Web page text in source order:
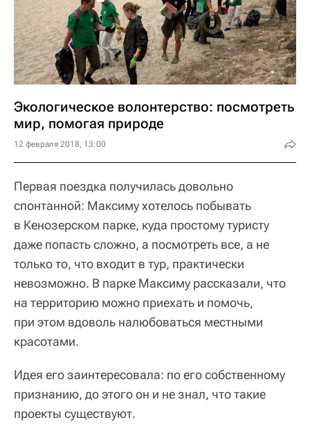
Экологическое волонтерство: посмотреть
мир, помогая природе
12 февраля 2018, 13:00
Первая поездка получилась довольно
спонтанной: Максиму хотелось побывать
в Кенозерском парке, куда простому туристу
даже попасть сложно, а посмотреть все, а не
только то, что входит в тур, практически
невозможно. В парке Максиму рассказали, что
на территорию можно приехать и помочь,
при этом вдоволь налюбоваться местными
красотами.
Идея его заинтересовала: по его собственному
признанию, до этого он и не знал, что такие
проекты существуют.